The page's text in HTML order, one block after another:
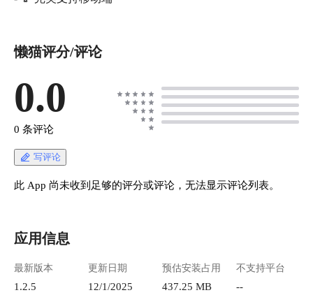
懒猫评分/评论
0.0
0 条评论
写评论
此 App 尚未收到足够的评分或评论，无法显示评论列表。
应用信息
最新版本
1.2.5
更新日期
12/1/2025
预估安装占用
437.25 MB
不支持平台
--